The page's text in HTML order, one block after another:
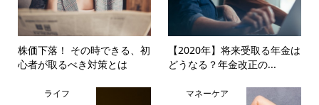
株価下落！ その時できる、初
心者が取るべき対策とは
【2020年】将来受取る年金は
どうなる？年金改正の...
ライフ マネーケア